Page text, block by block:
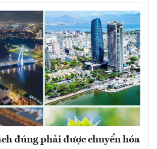
đúng phải được chuyển hóa